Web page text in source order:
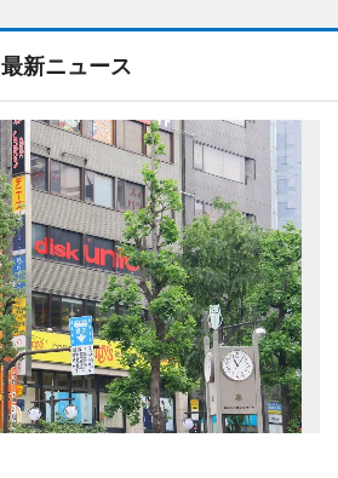
最新ニュース